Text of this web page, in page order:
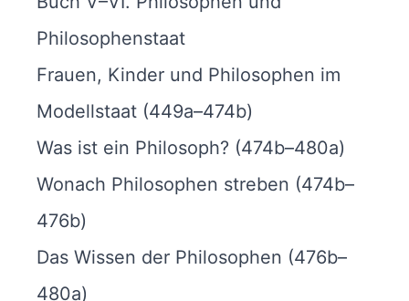
Philosophenstaat
Frauen, Kinder und Philosophen im
Modellstaat (449a–474b)
Was ist ein Philosoph? (474b–480a)
Wonach Philosophen streben (474b–
476b)
Das Wissen der Philosophen (476b–
480a)